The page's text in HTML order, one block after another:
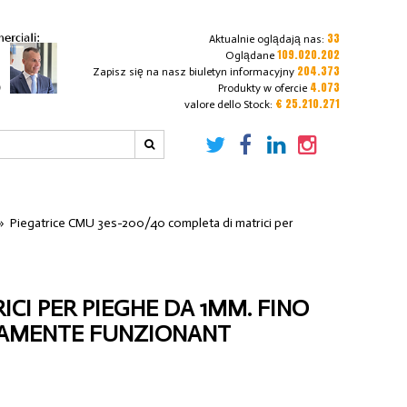
Aktualnie oglądają nas: 33
Oglądane 109.020.202
Zapisz się na nasz biuletyn informacyjny 204.373
Produkty w ofercie 4.073
valore dello Stock: € 25.210.271
Piegatrice CMU 3es-200/40 completa di matrici per
PER PIEGHE DA 1MM. FINO
FUNZIONANT